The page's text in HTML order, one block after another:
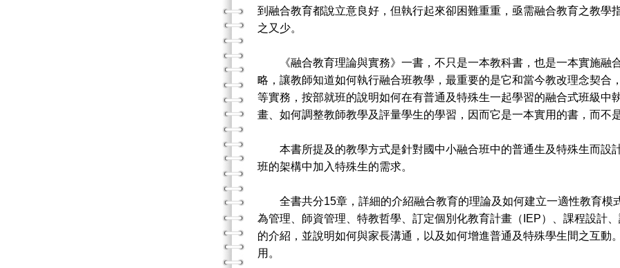
到融合教育都說立意良好，但執行起來卻困難重重，亟需融合教育之教學
之又少。
《融合教育理論與實務》一書，不只是一本教科書，也是一本實施融
略，讓教師知道如何執行融合班教學，最重要的是它和當今教改理念契合
等實務，按部就班的說明如何在有普通及特殊生一起學習的融合式班級中
畫、如何調整教師教學及評量學生的學習，因而它是一本實用的書，而不
本書所提及的教學方式是針對國中小融合班中的普通生及特殊生而設
班的架構中加入特殊生的需求。
全書共分15章，詳細的介紹融合教育的理論及如何建立一適性教育模
為管理、師資管理、特教哲學、訂定個別化教育計畫（IEP）、課程設計
的介紹，並說明如何與家長溝通，以及如何增進普通及特殊學生間之互
用。